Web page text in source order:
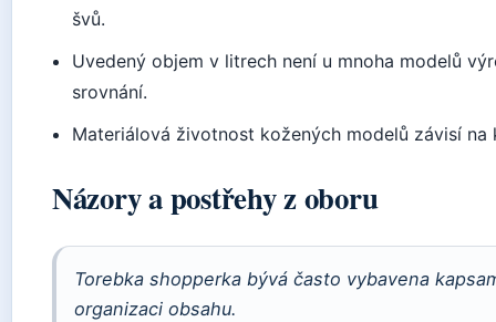
švů.
Uvedený objem v litrech není u mnoha modelů
srovnání.
Materiálová životnost kožených modelů závisí
Názory a postřehy z oboru
Torebka shopperka bývá často vybavena
organizaci obsahu.